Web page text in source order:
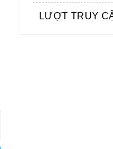
LƯỢT TRUY